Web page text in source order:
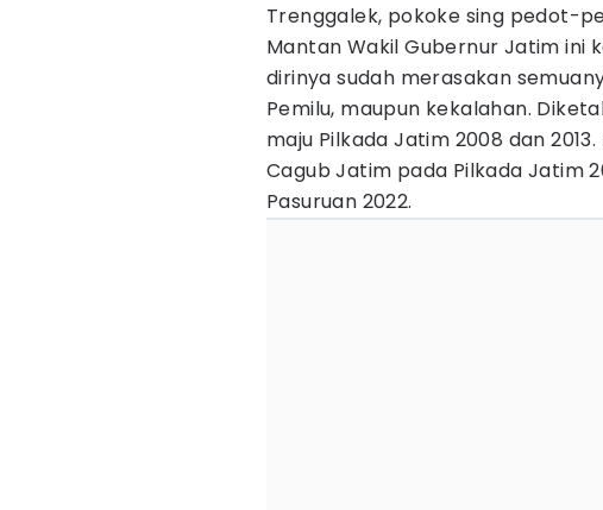
Trenggalek, pokoke sing pedot-
Mantan Wakil Gubernur Jatim ini
dirinya sudah merasakan
Pemilu, maupun kekalahan.
maju Pilkada Jatim 2008 dan
Cagub Jatim pada Pilkada Jatim
Pasuruan 2022.